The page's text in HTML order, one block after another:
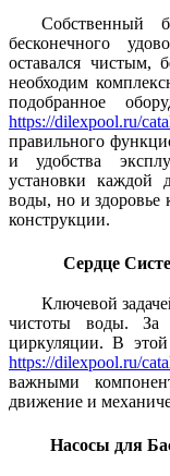
Собственный
бесконечного
оставался чистым,
необходим
подобранное
https://dilexpool.ru/
правильного
и удобства
установки каждой
воды, но и здоровье
конструкции.
Сердце
Ключевой
чистоты воды. За
циркуляции. В
https://dilexpool.ru/
важными
движение и
Насосы для